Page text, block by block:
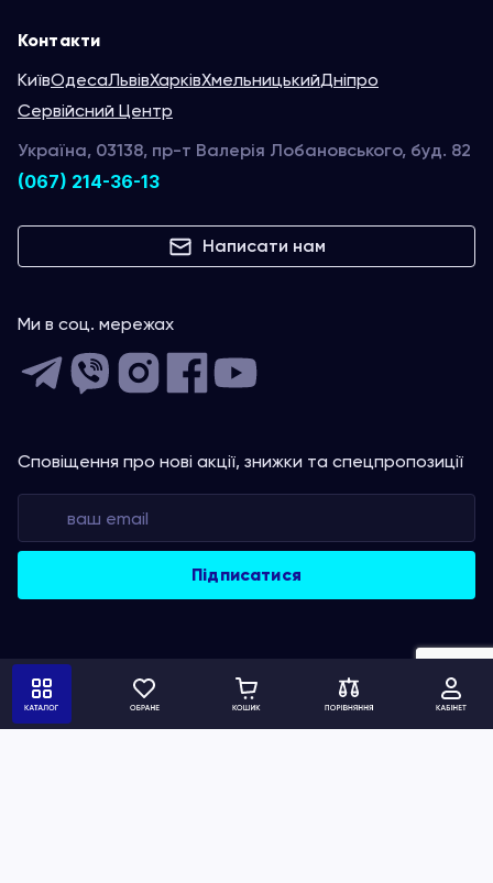
Контакти
КиївОдесаЛьвівХарківХмельницькийДніпро
Сервійсний Центр
Україна, 03138, пр-т Валерія Лобановського, буд. 82
(067) 214-36-13
Написати нам
Ми в соц. мережах
Сповіщення про нові акції, знижки та спецпропозиції